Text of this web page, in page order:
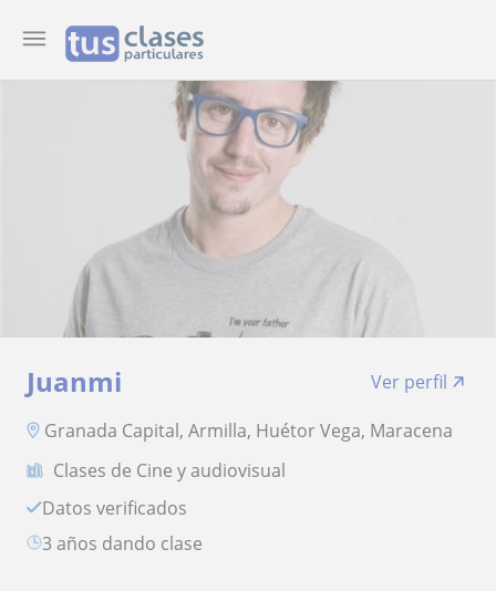
Juanmi
Ver perfil
Granada Capital, Armilla, Huétor Vega, Maracena
Clases de Cine y audiovisual
Datos verificados
3 años dando clase